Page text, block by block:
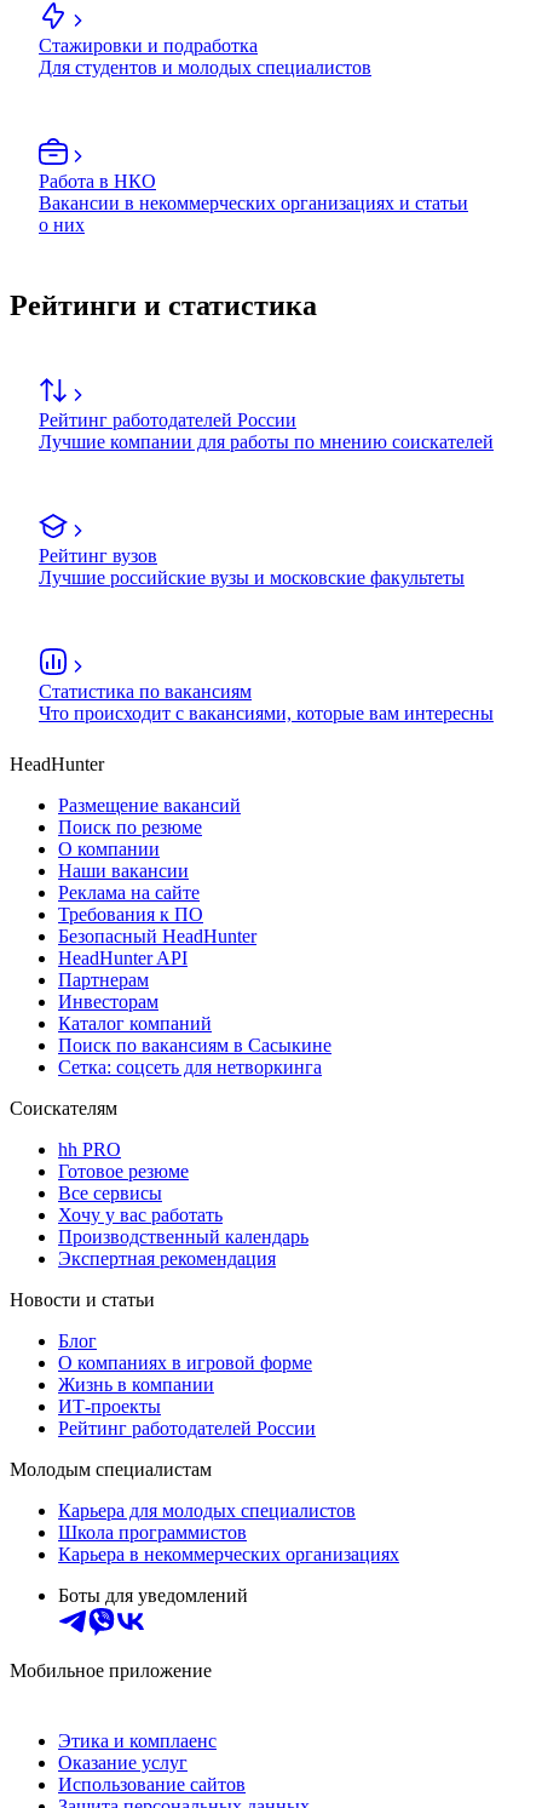
Стажировки и подработка
Для студентов и молодых специалистов
Работа в НКО
Вакансии в некоммерческих организациях и статьи
о них
Рейтинги и статистика
Рейтинг работодателей России
Лучшие компании для работы по мнению соискателей
Рейтинг вузов
Лучшие российские вузы и московские факультеты
Статистика по вакансиям
Что происходит с вакансиями, которые вам интересны
HeadHunter
Размещение вакансий
Поиск по резюме
О компании
Наши вакансии
Реклама на сайте
Требования к ПО
Безопасный HeadHunter
HeadHunter API
Партнерам
Инвесторам
Каталог компаний
Поиск по вакансиям в Сасыкине
Сетка: соцсеть для нетворкинга
Соискателям
hh PRO
Готовое резюме
Все сервисы
Хочу у вас работать
Производственный календарь
Экспертная рекомендация
Новости и статьи
Блог
О компаниях в игровой форме
Жизнь в компании
ИТ-проекты
Рейтинг работодателей России
Молодым специалистам
Карьера для молодых специалистов
Школа программистов
Карьера в некоммерческих организациях
Боты для уведомлений
Мобильное приложение
Этика и комплаенс
Оказание услуг
Использование сайтов